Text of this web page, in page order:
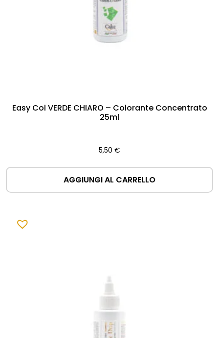
Easy Col VERDE CHIARO – Colorante Concentrato
25ml
5,50 €
AGGIUNGI AL CARRELLO